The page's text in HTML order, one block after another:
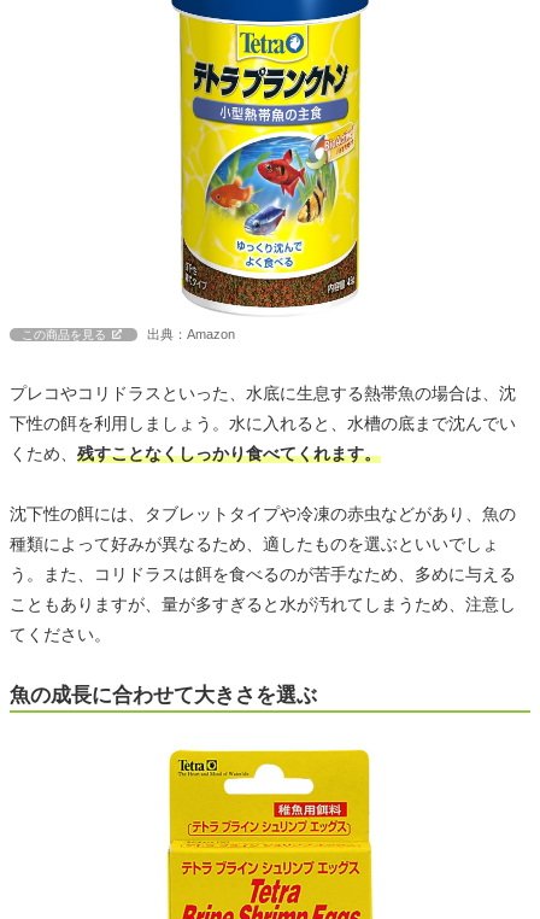
この商品を見る 出典：Amazon
プレコやコリドラスといった、水底に生息する熱帯魚の場合は、沈
下性の餌を利用しましょう。水に入れると、水槽の底まで沈んでい
くため、 残すことなくしっかり食べてくれます。
沈下性の餌には、タブレットタイプや冷凍の赤虫などがあり、魚の
種類によって好みが異なるため、適したものを選ぶといいでしょ
う。また、コリドラスは餌を食べるのが苦手なため、多めに与える
こともありますが、量が多すぎると水が汚れてしまうため、注意し
てください。
魚の成長に合わせて大きさを選ぶ